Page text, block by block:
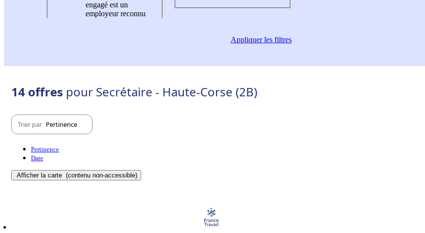
engagé est un
employeur reconnu
Appliquerles filtres
14 offres pour Secrétaire - Haute-Corse (2B)
Trier par Pertinence
Pertinence
Date
Afficher la carte (contenu non-accessible)